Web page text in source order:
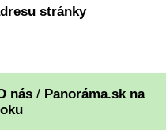
stránky
nás/ Panoráma.sk na